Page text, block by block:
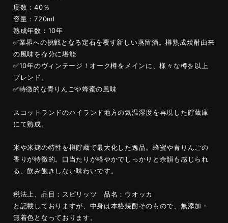
度数：40％
容量：720ml
熟成年数：10年
✅️業界への挑戦となる定石を覆す新しい蒸留酒。樽熟成焼酎由来
の風味を存分に堪能
✅️10年のヴィンテージ！オーク樽をメインに、様々な樽を以上
ブレンド。
✅️特徴的な青りんごや蜂蜜の風味
スコットランドのハイランド地方の気温湿度を再現した貯蔵庫
にて熟成。
米や米麹の特性を樽貯蔵で最大化した逸品。蜂蜜や青りんごの
香りが特徴的。口当たりが軽やかでしっかりと余韻も感じられ
る、飲み飽きしない味わいです。
税法上、品目：スピリッツ 品名：ウオッカ
と記載しておりますが、中身は本格焼酎そのもので、無添加・
無着色となっております。